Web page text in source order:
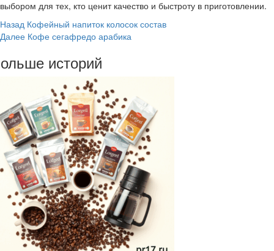
выбором для тех, кто ценит качество и быстроту в приготовлении.
Post
Navigation
Назад Кофейный напиток колосок состав
Далее Кофе сегафредо арабика
историй